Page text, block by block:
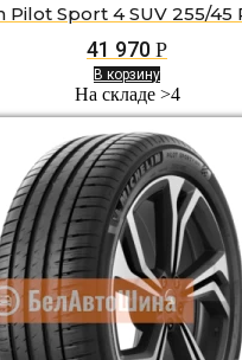
Pilot Sport 4 SUV 255/45
41 970 Р
В корзину
На складе >4